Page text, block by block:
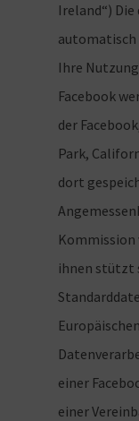
Ireland“)
Ihre
Facebook
der
Park,
dort
Kommission
ihnen stützt
einer
einer